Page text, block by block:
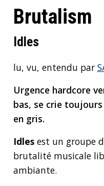
Brutalism
Idles
lu, vu, entendu par
Urgence hardcore
bas, se crie
en gris.
Idlesest un groupe
brutalité musicale
ambiante.